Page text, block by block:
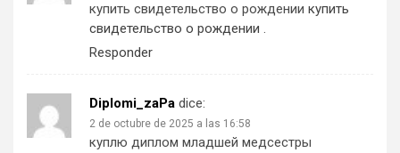
купить свидетельство о рождении купить
свидетельство о рождении .
Responder
Diplomi_zaPa dice:
2 de octubre de 2025 a las 16:58
куплю диплом младшей медсестры